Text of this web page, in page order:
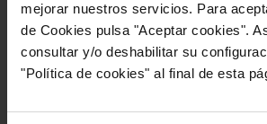
mejorar nuestros servicios. Para
de Cookies pulsa "Aceptar cookies".
consultar y/o deshabilitar su
"Política de cookies" al final de esta
8.1
Valoración sobre la